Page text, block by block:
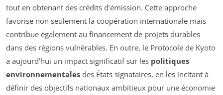
tout en obtenant des crédits d’émission. Cette approche
favorise non seulement la coopération internationale mais
contribue également au financement de projets durables
dans des régions vulnérables. En outre, le Protocole de Kyoto
a aujourd’hui un impact significatif sur les politiques
environnementales des États signataires, en les incitant à
définir des objectifs nationaux ambitieux pour une économie